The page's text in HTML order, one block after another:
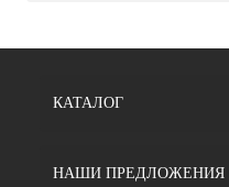
КАТАЛОГ
НАШИ ПРЕДЛОЖЕНИЯ